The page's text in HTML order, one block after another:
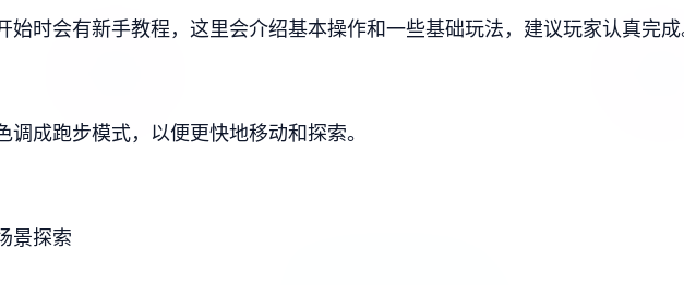
始时会有新手教程，这里会介绍基本操作和一些基础玩法，建议玩家认真完
调成跑步模式，以便更快地移动和探索。
景探索